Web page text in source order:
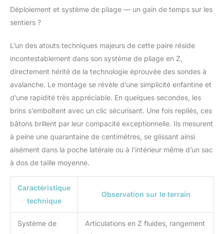
Déploiement et système de pliage — un gain de temps sur les
sentiers ?
L’un des atouts techniques majeurs de cette paire réside
incontestablement dans son système de pliage en Z,
directement hérité de la technologie éprouvée des sondes à
avalanche. Le montage se révèle d’une simplicité enfantine et
d’une rapidité très appréciable. En quelques secondes, les
brins s’emboîtent avec un clic sécurisant. Une fois repliés, ces
bâtons brillent par leur compacité exceptionnelle. Ils mesurent
à peine une quarantaine de centimètres, se glissant ainsi
aisément dans la poche latérale ou à l’intérieur même d’un sac
à dos de taille moyenne.
Caractéristique
technique
Observation sur le terrain
Système de
Articulations en Z fluides, rangement